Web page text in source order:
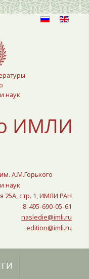
наук
ИМЛИ
А.М.Горького
наук
25A, стр. 1, ИМЛИ РАН
8-495-690-05-61
nasledie@imli.ru
edition@imli.ru